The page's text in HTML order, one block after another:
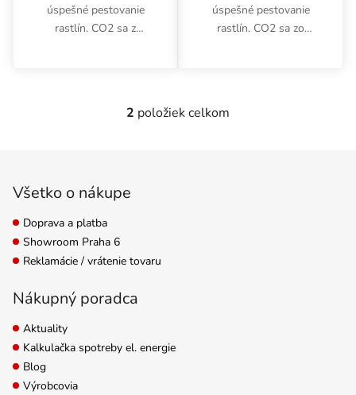
úspešné pestovanie
rastlín. CO2 sa z
počas dňa. Vhodné pre
úspešné pestovanie
rastlín. CO2 sa zo
Používajte počas dňa.
Ovládacie prvky výpisu
2 položiek celkom
Všetko o nákupe
Doprava a platba
Showroom Praha 6
Reklamácie / vrátenie tovaru
Nákupný poradca
Aktuality
Kalkulačka spotreby el. energie
Blog
Výrobcovia